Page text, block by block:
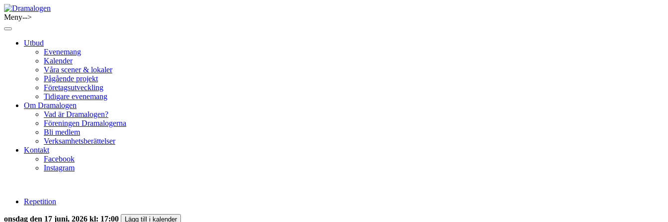
Skip
to
content
Meny-->
Utbud
Evenemang
Kalender
Våra scener & lokaler
Pågående projekt
Företagsutveckling
Tidigare evenemang
Om Dramalogen
Vad är Dramalogen?
Föreningen Dramalogerna
Bli medlem
Verksamhetsberättelser
Kontakt
Facebook
Instagram
Repetition
onsdag den 17 juni, 2026 kl: 17:00 Lägg till i kalender